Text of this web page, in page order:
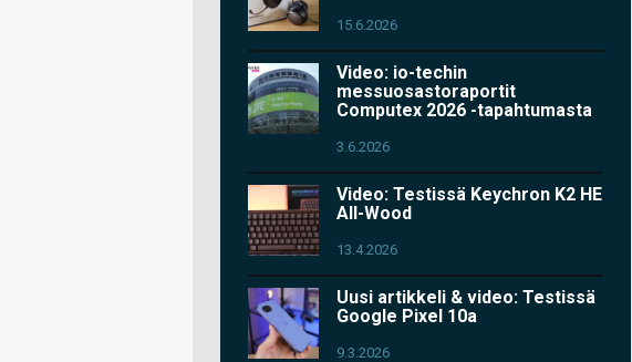
15.6.2026
Video: io-techin
messuosastoraportit
Computex 2026 -tapahtumasta
3.6.2026
Video: Testissä Keychron K2 HE
All-Wood
13.4.2026
Uusi artikkeli & video: Testissä
Google Pixel 10a
9.3.2026